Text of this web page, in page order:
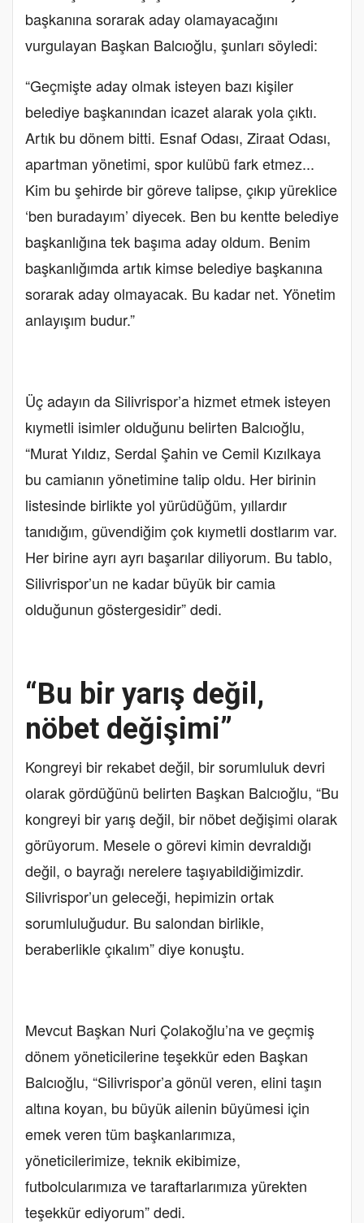
başkanına sorarak aday olamayacağını
vurgulayan Başkan Balcıoğlu, şunları söyledi:
“Geçmişte aday olmak isteyen bazı kişiler
belediye başkanından icazet alarak yola çıktı.
Artık bu dönem bitti. Esnaf Odası, Ziraat Odası,
apartman yönetimi, spor kulübü fark etmez...
Kim bu şehirde bir göreve talipse, çıkıp yüreklice
‘ben buradayım’ diyecek. Ben bu kentte belediye
başkanlığına tek başıma aday oldum. Benim
başkanlığımda artık kimse belediye başkanına
sorarak aday olmayacak. Bu kadar net. Yönetim
anlayışım budur.”
Üç adayın da Silivrispor’a hizmet etmek isteyen
kıymetli isimler olduğunu belirten Balcıoğlu,
“Murat Yıldız, Serdal Şahin ve Cemil Kızılkaya
bu camianın yönetimine talip oldu. Her birinin
listesinde birlikte yol yürüdüğüm, yıllardır
tanıdığım, güvendiğim çok kıymetli dostlarım var.
Her birine ayrı ayrı başarılar diliyorum. Bu tablo,
Silivrispor’un ne kadar büyük bir camia
olduğunun göstergesidir” dedi.
“Bu bir yarış değil,
nöbet değişimi”
Kongreyi bir rekabet değil, bir sorumluluk devri
olarak gördüğünü belirten Başkan Balcıoğlu, “Bu
kongreyi bir yarış değil, bir nöbet değişimi olarak
görüyorum. Mesele o görevi kimin devraldığı
değil, o bayrağı nerelere taşıyabildiğimizdir.
Silivrispor’un geleceği, hepimizin ortak
sorumluluğudur. Bu salondan birlikle,
beraberlikle çıkalım” diye konuştu.
Mevcut Başkan Nuri Çolakoğlu’na ve geçmiş
dönem yöneticilerine teşekkür eden Başkan
Balcıoğlu, “Silivrispor’a gönül veren, elini taşın
altına koyan, bu büyük ailenin büyümesi için
emek veren tüm başkanlarımıza,
yöneticilerimize, teknik ekibimize,
futbolcularımıza ve taraftarlarımıza yürekten
teşekkür ediyorum” dedi.